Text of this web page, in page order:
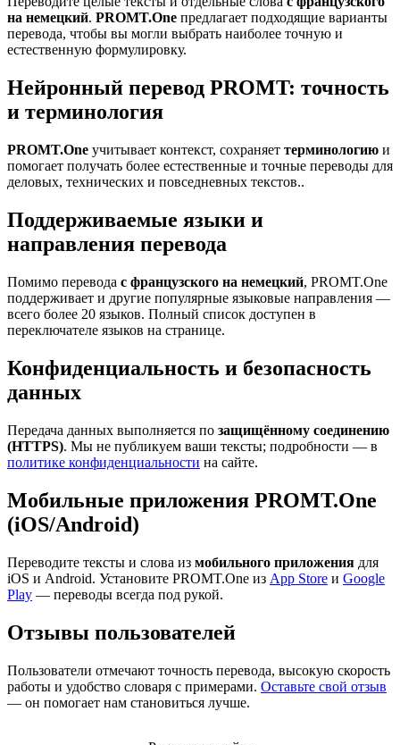
на немецкий. PROMT.One предлагает подходящие варианты
перевода, чтобы вы могли выбрать наиболее точную и
естественную формулировку.
Нейронный перевод PROMT: точность
и терминология
PROMT.One учитывает контекст, сохраняет терминологию и
помогает получать более естественные и точные переводы для
деловых, технических и повседневных текстов..
Поддерживаемые языки и
направления перевода
Помимо перевода с французского на немецкий, PROMT.One
поддерживает и другие популярные языковые направления —
всего более 20 языков. Полный список доступен в
переключателе языков на странице.
Конфиденциальность и безопасность
данных
Передача данных выполняется по защищённому соединению
(HTTPS). Мы не публикуем ваши тексты; подробности — в
политике конфиденциальности на сайте.
Мобильные приложения PROMT.One
(iOS/Android)
Переводите тексты и слова из мобильного приложения для
iOS и Android. Установите PROMT.One из App Store и Google
Play — переводы всегда под рукой.
Отзывы пользователей
Пользователи отмечают точность перевода, высокую скорость
работы и удобство словаря с примерами. Оставьте свой отзыв
— он помогает нам становиться лучше.